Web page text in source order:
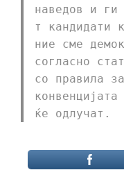
наведов и ги
т кандидати
ние сме
согласно
со правила
ќе одлучат.